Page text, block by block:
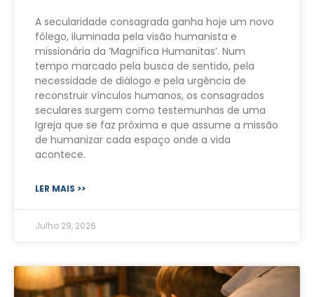
A secularidade consagrada ganha hoje um novo
fôlego, iluminada pela visão humanista e
missionária da ‘Magnifica Humanitas’. Num
tempo marcado pela busca de sentido, pela
necessidade de diálogo e pela urgência de
reconstruir vínculos humanos, os consagrados
seculares surgem como testemunhas de uma
Igreja que se faz próxima e que assume a missão
de humanizar cada espaço onde a vida
acontece.
LER MAIS >>
Julho 29, 2026